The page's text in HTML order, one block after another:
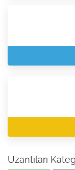
Uzantıları